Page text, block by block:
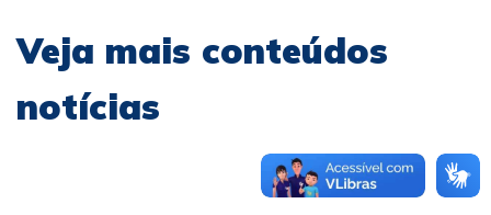
Veja mais conteúdos
notícias